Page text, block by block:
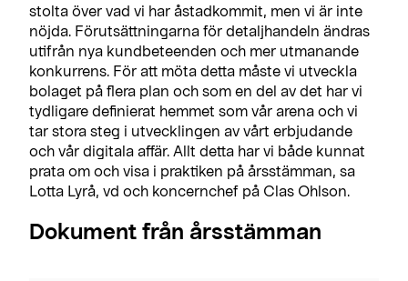
stolta över vad vi har åstadkommit, men vi är inte
nöjda. Förutsättningarna för detaljhandeln ändras
utifrån nya kundbeteenden och mer utmanande
konkurrens. För att möta detta måste vi utveckla
bolaget på flera plan och som en del av det har vi
tydligare definierat hemmet som vår arena och vi
tar stora steg i utvecklingen av vårt erbjudande
och vår digitala affär. Allt detta har vi både kunnat
prata om och visa i praktiken på årsstämman, sa
Lotta Lyrå, vd och koncernchef på Clas Ohlson.
Dokument från årsstämman